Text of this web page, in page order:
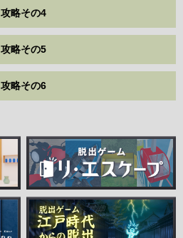
攻略その4
攻略その5
攻略その6